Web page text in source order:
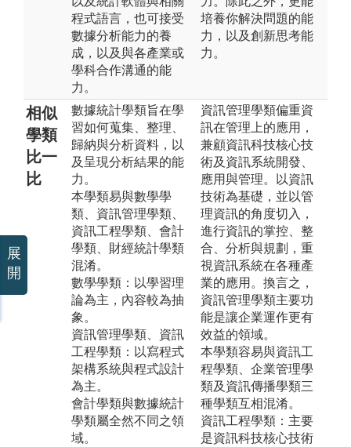
程式語言，也可接受
數據分析能力的養
成，以及與各產業或
學科合作溝通的能
力。
培養你解決問題的能
力，以及創新思考能
力。
相似
學類
比一
比
數據統計學類旨在學
習如何蒐集、整理、
歸納與分析資料，以
及呈現分析結果的能
力。
本學類易與數學學
類、資訊管理學類、
資訊工程學類、會計
學類、財經統計學類
混淆。
數學學類：以學習理
論為主，內容較為抽
象。
資訊管理學類、資訊
工程學類：以寫程式
架構系統與程式設計
為主。
會計學類與數據統計
學類屬全然不同之領
域。
資訊管理學類偏重資
訊在管理上的應用，
兼顧資訊科技核心技
術及資訊系統開發、
應用與管理。以資訊
技術為基礎，並以管
理資訊的角度切入，
進行資訊的掌控、整
合、分析與規劃，重
視資訊系統在各種產
業的應用。換言之，
資訊管理學類主要功
能是讓企業運作更有
效益的領域。
本學類容易與資訊工
程學類、企業管理學
類及資訊傳播學類三
種學類互相混淆。
資訊工程學類：主要
是資訊科技核心技術
展
開